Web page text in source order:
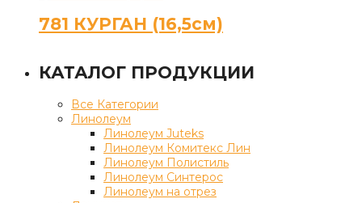
781 КУРГАН (16,5см)
КАТАЛОГ ПРОДУКЦИИ
Все Категории
Линолеум
Линолеум Juteks
Линолеум Комитекс Лин
Линолеум Полистиль
Линолеум Синтерос
Линолеум на отрез